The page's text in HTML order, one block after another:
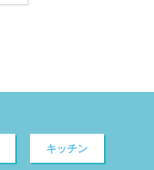
キッチン